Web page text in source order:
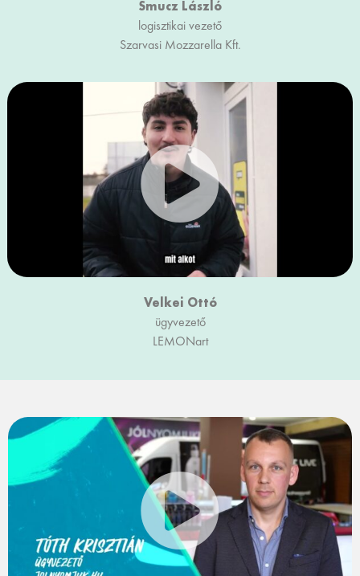
Smucz László
logisztikai vezető
Szarvasi Mozzarella Kft.
Velkei Ottó
ügyvezető
LEMONart